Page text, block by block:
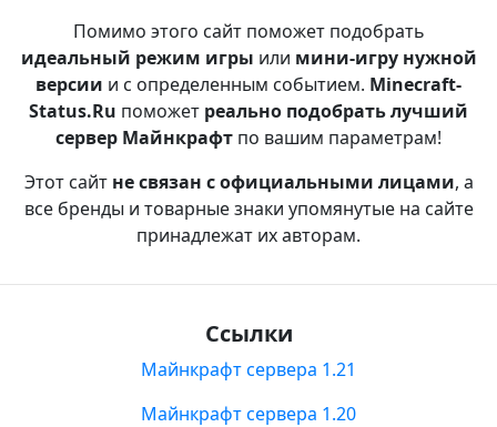
Помимо этого сайт поможет подобрать
идеальный режим игры или мини-игру нужной
версии и с определенным событием. Minecraft-
Status.Ru поможет реально подобрать лучший
сервер Майнкрафт по вашим параметрам!
Этот сайт не связан с официальными лицами, а
все бренды и товарные знаки упомянутые на сайте
принадлежат их авторам.
Ссылки
Майнкрафт сервера 1.21
Майнкрафт сервера 1.20